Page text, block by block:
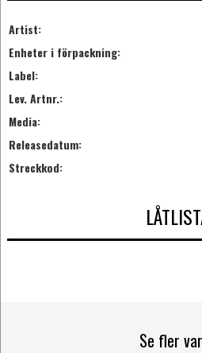
Artist:
Enheter i förpackning:
Label:
Lev. Artnr.:
Media:
Releasedatum:
Streckkod:
Se fler